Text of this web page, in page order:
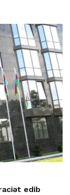
edib